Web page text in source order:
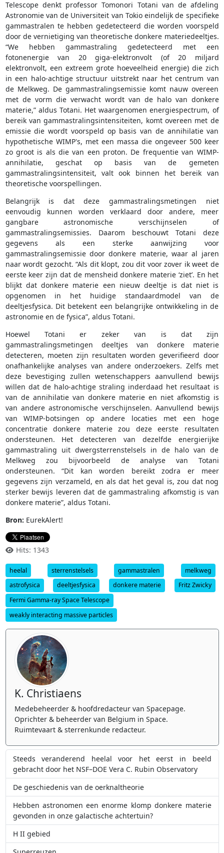
Telescope denkt professor Tomonori Totani van de afdeling
Astronomie van de Universiteit van Tokio eindelijk de specifieke
gammastralen te hebben gedetecteerd die worden voorspeld
door de vernietiging van theoretische donkere materiedeeltjes.
“We hebben gammastraling gedetecteerd met een
fotonenergie van 20 giga-elektronvolt (of 20 miljard
elektronvolt, een extreem grote hoeveelheid energie) die zich
in een halo-achtige structuur uitstrekt naar het centrum van
de Melkweg. De gammastralingsemissie komt nauw overeen
met de vorm die verwacht wordt van de halo van donkere
materie,” aldus Totani. Het waargenomen energiespectrum, of
bereik van gammastralingsintensiteiten, komt overeen met de
emissie die wordt voorspeld op basis van de annihilatie van
hypothetische WIMP's, met een massa die ongeveer 500 keer
zo groot is als die van een proton. De frequentie van WIMP-
annihilatie, geschat op basis van de gemeten
gammastralingsintensiteit, valt ook binnen het bereik van
theoretische voorspellingen.
Belangrijk is dat deze gammastralingsmetingen niet
eenvoudig kunnen worden verklaard door andere, meer
gangbare astronomische verschijnselen of
gammastralingsemissies. Daarom beschouwt Totani deze
gegevens als een sterke aanwijzing voor
gammastralingsemissie door donkere materie, waar al jaren
naar wordt gezocht. “Als dit klopt, zou dit voor zover ik weet de
eerste keer zijn dat de mensheid donkere materie ‘ziet’. En het
blijkt dat donkere materie een nieuw deeltje is dat niet is
opgenomen in het huidige standaardmodel van de
deeltjesfysica. Dit betekent een belangrijke ontwikkeling in de
astronomie en de fysica”, aldus Totani.
Hoewel Totani er zeker van is dat zijn
gammastralingsmetingen deeltjes van donkere materie
detecteren, moeten zijn resultaten worden geverifieerd door
onafhankelijke analyses van andere onderzoekers. Zelfs met
deze bevestiging zullen wetenschappers aanvullend bewijs
willen dat de halo-achtige straling inderdaad het resultaat is
van de annihilatie van donkere materie en niet afkomstig is
van andere astronomische verschijnselen. Aanvullend bewijs
van WIMP-botsingen op andere locaties met een hoge
concentratie donkere materie zou deze eerste resultaten
ondersteunen. Het detecteren van dezelfde energierijke
gammastraling uit dwergsterrenstelsels in de halo van de
Melkweg zou bijvoorbeeld de analyse van Totani
ondersteunen. “Dit kan worden bereikt zodra er meer
gegevens zijn verzameld, en als dat het geval is, zou dat nog
sterker bewijs leveren dat de gammastraling afkomstig is van
donkere materie”, aldus Totani.
Bron: EurekAlert!
Hits: 1343
heelal sterrenstelsels gammastralen
melkweg
astrofysica
deeltjesfysica donkere materie
Fritz Zwicky
Fermi Gamma-ray Space Telescope
weakly interacting massive particles
K. Christiaens
Medebeheerder & hoofdredacteur van Spacepage.
Oprichter & beheerder van Belgium in Space.
Ruimtevaart & sterrenkunde redacteur.
Steeds veranderend heelal voor het eerst in beeld
gebracht door het NSF–DOE Vera C. Rubin Observatory
De geschiedenis van de oerknaltheorie
Hebben astronomen een enorme klomp donkere materie
gevonden in onze galactische achtertuin?
H II gebied